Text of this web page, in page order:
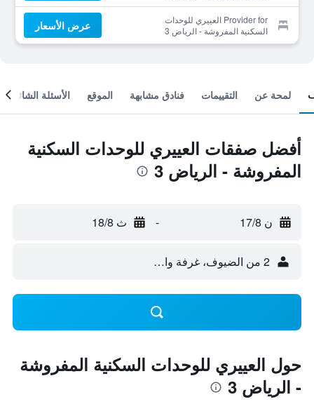
Provider for العييري للوحدات
السكنية المفروشة - الرياض 3
عرض الأسعار
لمحة عن التقييمات فنادق مشابهة الموقع الأسئلة الشائعة
أفضل صفقات العييري للوحدات السكنية
المفروشة - الرياض 3
ن 17/8 - ث 18/8
2 من الضيوف، غرفة واحدة
حول العييري للوحدات السكنية المفروشة
- الرياض 3